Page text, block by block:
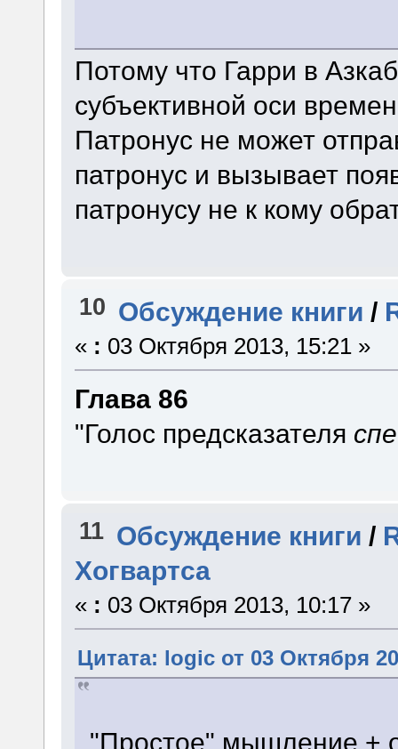
Потому что Гарри в
субъективной оси
Патронус не может
патронус и вызывает
патронусу не к кому
10 Обсуждение книги /
« : 03 Октября 2013, 15:21 »
Глава 86
"Голос предсказателя
11 Обсуждение книги /
Хогвартса
« : 03 Октября 2013, 10:17 »
Цитата: logic от 03 Октября
"Простое" мышление +